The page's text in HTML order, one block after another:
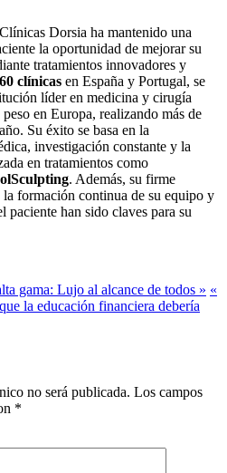
Dorsia ha mantenido una
la oportunidad de mejorar su
tratamientos innovadores y
clínicas en España y Portugal, se
líder en medicina y cirugía
en Europa, realizando más de
Su éxito se basa en la
investigación constante y la
en tratamientos como
. Además, su firme
formación continua de su equipo y
paciente han sido claves para su
gama: Lujo al alcance de todos » «
la educación financiera debería
no será publicada. Los campos
*